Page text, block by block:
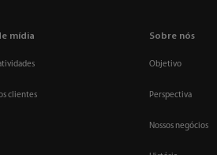
mídia
clientes
Sobre nós
Objetivo
Perspectiva
Nossos negócios